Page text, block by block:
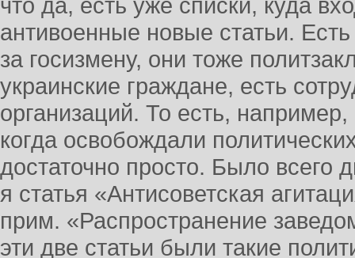
что да, есть уже списки, куда
антивоенные новые статьи.
за госизмену, они тоже
украинские граждане, есть
организаций. То есть,
когда освобождали
достаточно просто. Было всего
я статья «Антисоветская
прим. «Распространение
эти две статьи были такие